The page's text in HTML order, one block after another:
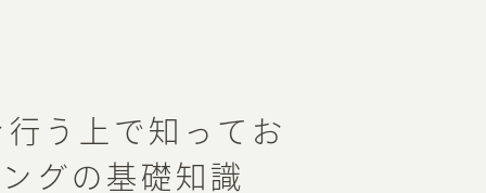
う上で知ってお
グの基礎知識